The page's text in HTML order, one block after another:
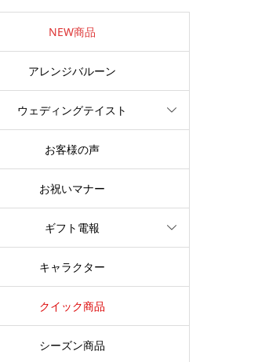
NEW商品
アレンジバルーン
ウェディングテイスト
お客様の声
お祝いマナー
ギフト電報
キャラクター
クイック商品
シーズン商品